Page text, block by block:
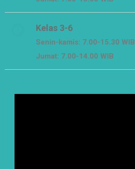
Kelas 3-6
Senin-kamis: 7.00-15.30 WIB
Jumat: 7.00-14.00 WIB